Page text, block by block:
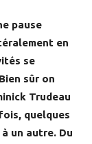
pause
en
se
sûr on
Trudeau
quelques
un autre. Du